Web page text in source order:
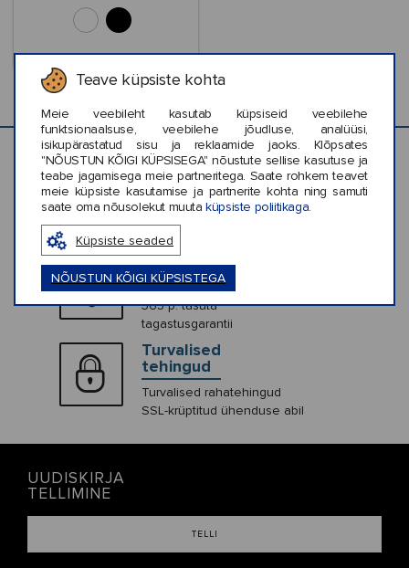
Teave küpsiste kohta
Meie veebileht kasutab küpsiseid veebilehe
funktsionaalsuse, veebilehe jõudluse, analüüsi,
isikupärastatud sisu ja reklaamide jaoks. Klõpsates
"NÕUSTUN KÕIGI KÜPSISEGA" nõustute sellise kasutuse ja
teabe jagamisega meie partneritega. Saate rohkem teavet
meie küpsiste kasutamise ja partnerite kohta ning samuti
saate oma nõusolekut muuta küpsiste poliitikaga.
Küpsiste seaded
NÕUSTUN KÕIGI KÜPSISTEGA
Saatmine
Tasuta* tarne
Tasuta
tagastamine
365 p. tasuta
tagastusgarantii
Turvalised
tehingud
Turvalised rahatehingud
SSL-krüptitud ühenduse abil
UUDISKIRJA
TELLIMINE
TELLI